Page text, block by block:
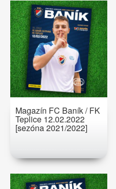
Magazín FC Baník / FK
Teplice 12.02.2022
[sezóna 2021/2022]